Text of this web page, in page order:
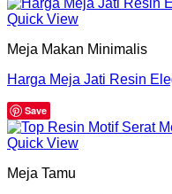
Quick View
Meja Makan Minimalis
Harga Meja Jati Resin
Save
Quick View
Meja Tamu